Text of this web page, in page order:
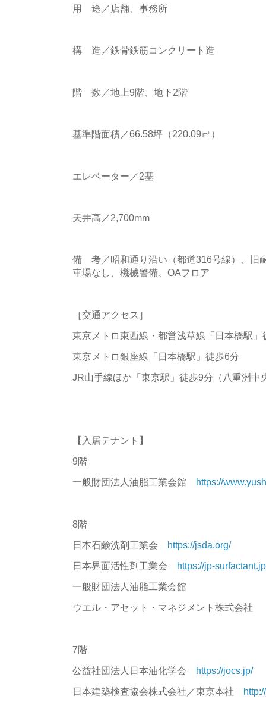
用 途／店舗、事務所
構 造／鉄骨鉄筋コンクリート造
階 数／地上9階、地下2階
基準階面積／66.58坪（220.09㎡）
エレベーター／2基
天井高／2,700mm
備 考／昭和通り沿い（都道316号線）、旧
車場なし、機械警備、OAフロア
［交通アクセス］
東京メトロ東西線・都営浅草線「日本橋駅
東京メトロ銀座線「日本橋駅」徒歩6分
JR山手線ほか「東京駅」徒歩9分（八重洲中
【入居テナント】
9階
一般財団法人油脂工業会館 https://
8階
日本石鹸洗剤工業会 https://jsda.org/
日本界面活性剤工業会 https://jp-
一般財団法人油脂工業会館
ウエル・アセット・マネジメント株式会社
7階
公益社団法人日本油化学会 https://jocs.jp/
日本建築検査協会株式会社／東京本社